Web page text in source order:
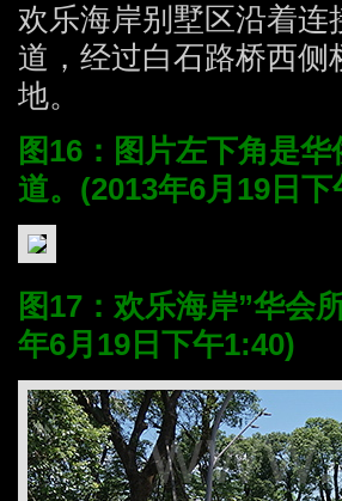
欢乐海岸别墅区沿着
道，经过白石路桥西
地。
图16：图片左下角是
道。(2013年6月19日下
图17：欢乐海岸”华会
年6月19日下午1:40)